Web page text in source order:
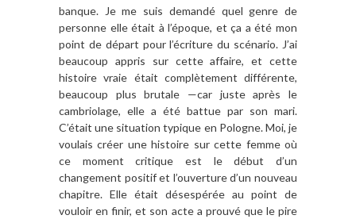
banque. Je me suis demandé quel genre de
personne elle était à l’époque, et ça a été mon
point de départ pour l’écriture du scénario. J’ai
beaucoup appris sur cette affaire, et cette
histoire vraie était complètement différente,
beaucoup plus brutale —car juste après le
cambriolage, elle a été battue par son mari.
C’était une situation typique en Pologne. Moi, je
voulais créer une histoire sur cette femme où
ce moment critique est le début d’un
changement positif et l’ouverture d’un nouveau
chapitre. Elle était désespérée au point de
vouloir en finir, et son acte a prouvé que le pire